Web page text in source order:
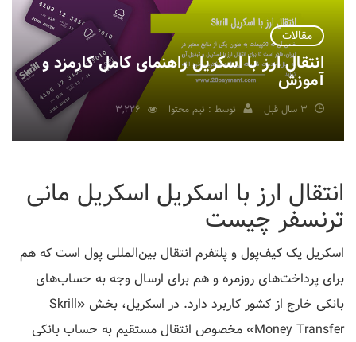
مقالات
انتقال ارز با اسکریل راهنمای کامل کارمزد و
آموزش
3 سال قبل توسط : تیم محتوا
انتقال ارز با اسکریل اسکریل مانی
ترنسفر چیست
اسکریل یک کیف‌پول و پلتفرم انتقال بین‌المللی پول است که هم
برای پرداخت‌های روزمره و هم برای ارسال وجه به حساب‌های
بانکی خارج از کشور کاربرد دارد. در اسکریل، بخش «Skrill
Money Transfer» مخصوص انتقال مستقیم به حساب بانکی